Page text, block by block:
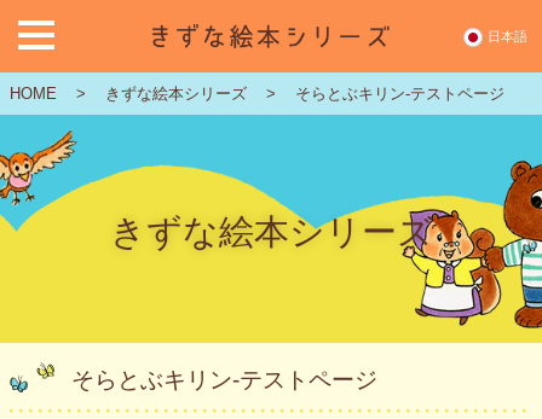
日本語
きずな教育とは
きずな絵本シリーズ
『なかなおり』
HOME > きずな絵本シリーズ > そらとぶキリン-テストページ
きずな絵本シリーズ
そらとぶキリン-テストページ